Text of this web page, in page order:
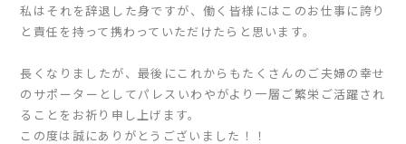
私はそれを辞退した身ですが、働く皆様にはこのお仕事に誇り
と責任を持って携わっていただけたらと思います。
長くなりましたが、最後にこれからもたくさんのご夫婦の幸せ
のサポーターとしてパレスいわやがより一層ご繁栄ご活躍され
ることをお祈り申し上げます。
この度は誠にありがとうございました！！